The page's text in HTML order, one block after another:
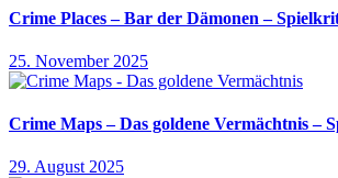
Crime Places – Bar der Dämonen –
25. November 2025
Crime Maps – Das goldene Vermächtnis –
29. August 2025